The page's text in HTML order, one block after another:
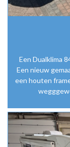
Een Dualklima
Een nieuw
een houten